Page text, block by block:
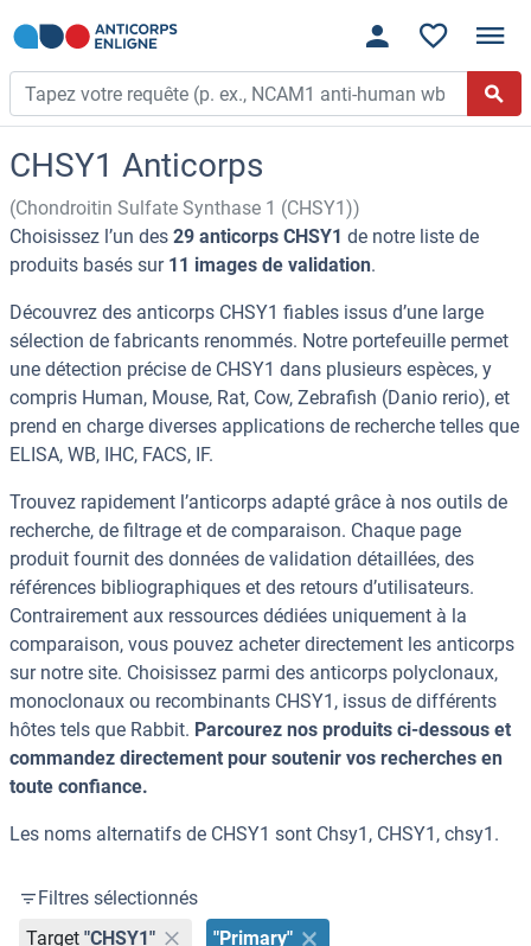
CHSY1 Anticorps
(Chondroitin Sulfate Synthase 1 (CHSY1))
Choisissez l’un des 29 anticorps CHSY1 de notre liste de
produits basés sur 11 images de validation.
Découvrez des anticorps CHSY1 fiables issus d’une large
sélection de fabricants renommés. Notre portefeuille permet
une détection précise de CHSY1 dans plusieurs espèces, y
compris Human, Mouse, Rat, Cow, Zebrafish (Danio rerio), et
prend en charge diverses applications de recherche telles que
ELISA, WB, IHC, FACS, IF.
Trouvez rapidement l’anticorps adapté grâce à nos outils de
recherche, de filtrage et de comparaison. Chaque page
produit fournit des données de validation détaillées, des
références bibliographiques et des retours d’utilisateurs.
Contrairement aux ressources dédiées uniquement à la
comparaison, vous pouvez acheter directement les anticorps
sur notre site. Choisissez parmi des anticorps polyclonaux,
monoclonaux ou recombinants CHSY1, issus de différents
hôtes tels que Rabbit. Parcourez nos produits ci-dessous et
commandez directement pour soutenir vos recherches en
toute confiance.
Les noms alternatifs de CHSY1 sont Chsy1, CHSY1, chsy1.
Filtres sélectionnés
Target "CHSY1" "Primary"